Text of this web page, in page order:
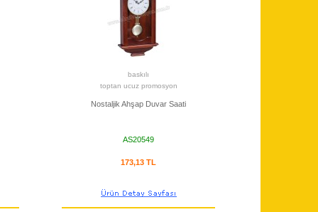
baskılı
toptan ucuz promosyon
Nostaljik Ahşap Duvar Saati
AS20549
173,13 TL